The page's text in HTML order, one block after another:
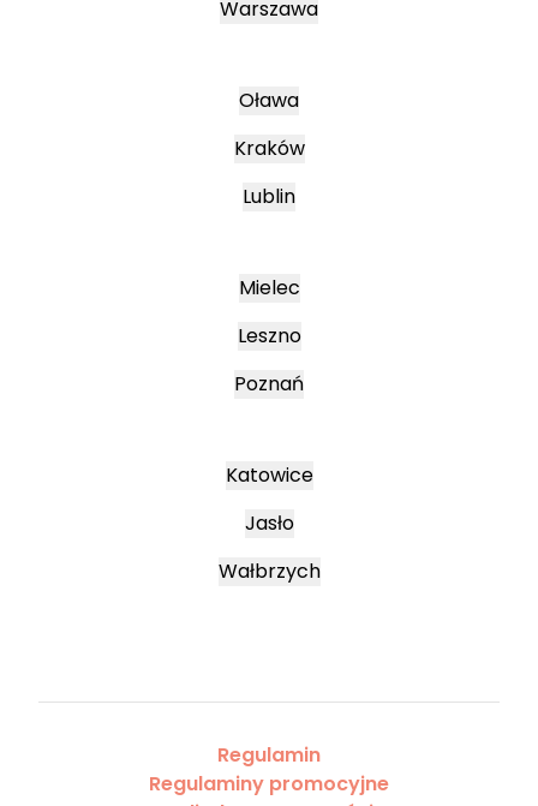
Warszawa
Oława
Kraków
Lublin
Mielec
Leszno
Poznań
Katowice
Jasło
Wałbrzych
Regulamin
Regulaminy promocyjne